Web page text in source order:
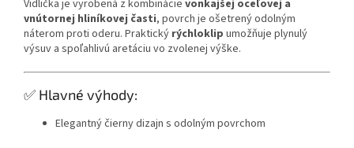
Vidlička je vyrobená z kombinácie vonkajšej oceľovej a
vnútornej hliníkovej časti, povrch je ošetrený odolným
náterom proti oderu. Praktický rýchloklip umožňuje plynulý
výsuv a spoľahlivú aretáciu vo zvolenej výške.
✅ Hlavné výhody:
Elegantný čierny dizajn s odolným povrchom